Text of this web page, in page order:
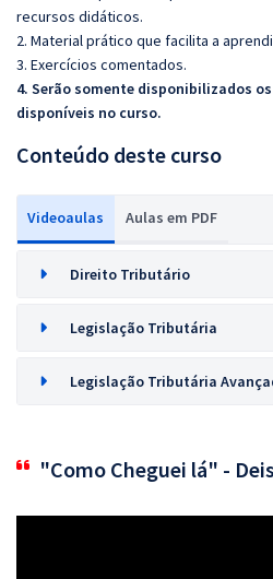
recursos didáticos.
2. Material prático que facilita a
3. Exercícios comentados.
4. Serão somente disponibilizados
disponíveis no curso.
Conteúdo deste curso
Videoaulas Aulas em PDF
Direito Tributário
Legislação Tributária
Legislação Tributária
"Como Cheguei lá" -